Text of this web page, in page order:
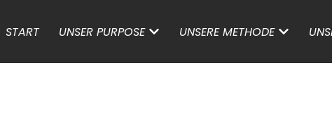
START UNSER PURPOSE UNSERE METHODE